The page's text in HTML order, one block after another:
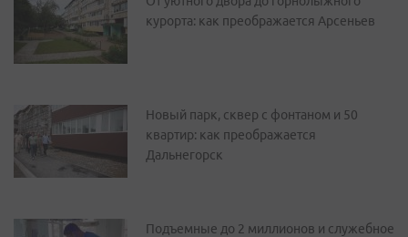
курорта: как преображается Арсеньев
Новый парк, сквер с фонтаном и 50
квартир: как преображается
Дальнегорск
Подъемные до 2 миллионов и служебное